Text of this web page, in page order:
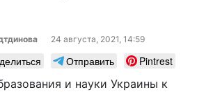
24 августа, 2021, 14:59
Отправить
Pintrest
и науки Украины к